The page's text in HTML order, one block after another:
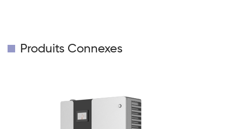
Produits Connexes